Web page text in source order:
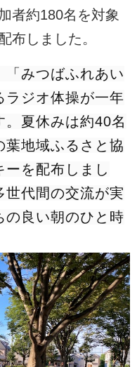
者約180名を対象
布しました。
「みつばふれあい
ラジオ体操が一年
。夏休みは約40名
葉地域ふるさと協
を配布しまし
世代間の交流が実
の良い朝のひと時